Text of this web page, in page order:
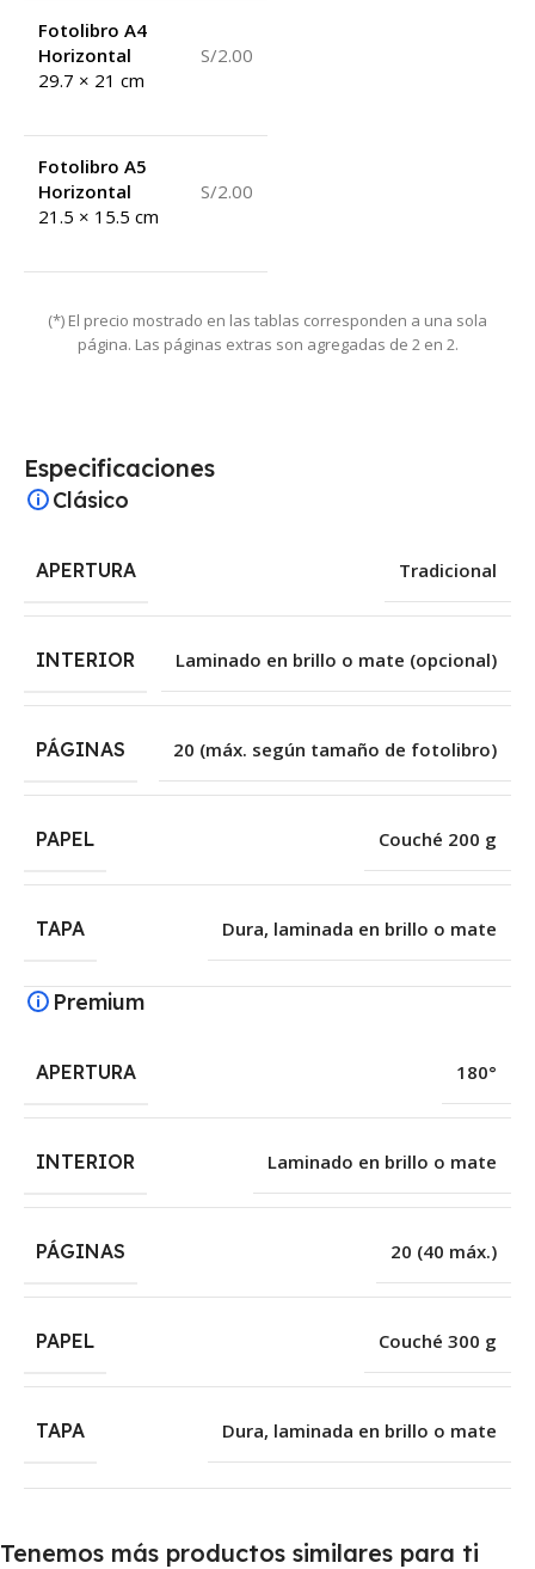
Fotolibro A4
Horizontal
29.7 × 21 cm
S/2.00
Fotolibro A5
Horizontal
21.5 × 15.5 cm
S/2.00
(*) El precio mostrado en las tablas corresponden a una sola
página. Las páginas extras son agregadas de 2 en 2.
Especificaciones
Clásico
APERTURA Tradicional
INTERIOR Laminado en brillo o mate (opcional)
PÁGINAS 20 (máx. según tamaño de fotolibro)
PAPEL Couché 200 g
TAPA Dura, laminada en brillo o mate
Premium
APERTURA 180°
INTERIOR Laminado en brillo o mate
PÁGINAS 20 (40 máx.)
PAPEL Couché 300 g
TAPA Dura, laminada en brillo o mate
Tenemos más productos similares para ti